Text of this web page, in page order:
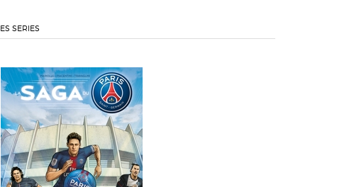
SERIES